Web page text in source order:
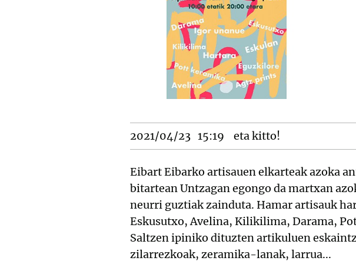
2021/04/23 15:19 eta kitto!
Eibart Eibarko artisauen elkarteak azoka
bitartean Untzagan egongo da martxan
neurri guztiak zainduta. Hamar artisauk
Eskusutxo, Avelina, Kilikilima, Darama,
Saltzen ipiniko dituzten artikuluen
zilarrezkoak, zeramika-lanak, larrua...